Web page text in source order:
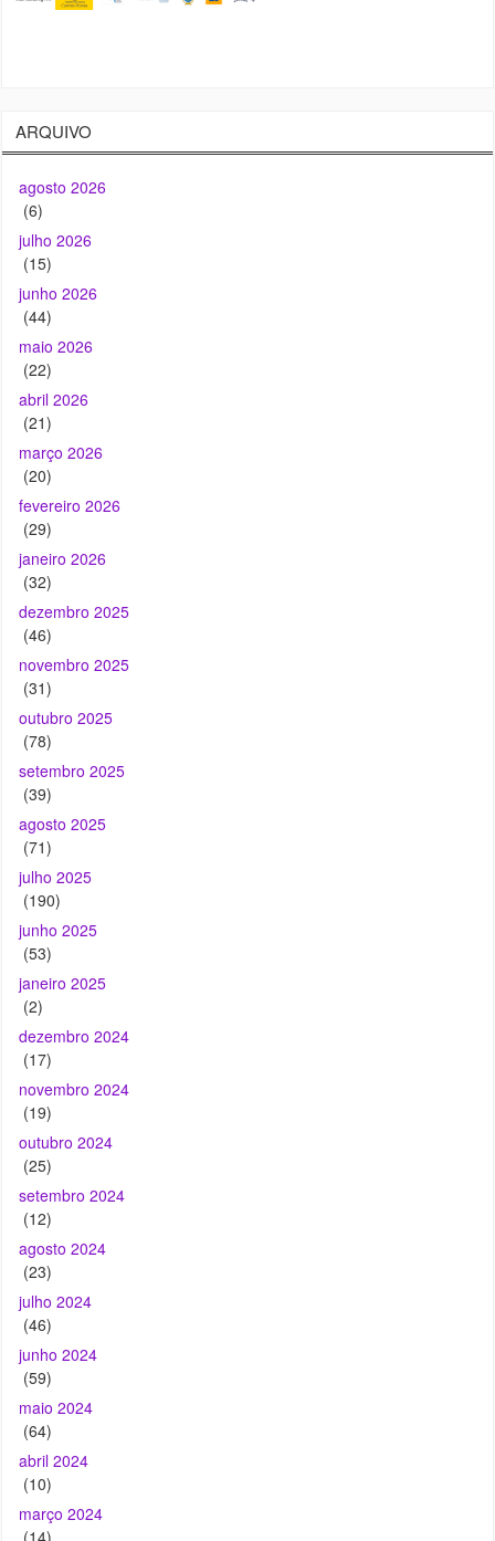
(6)
julho 2026
junho 2026
(44)
maio 2026
(22)
abril 2026
(21)
março 2026
(20)
fevereiro 2026
(29)
janeiro 2026
(32)
dezembro 2025
(46)
novembro 2025
(31)
outubro 2025
(78)
setembro 2025
(39)
agosto 2025
(71)
julho 2025
(190)
junho 2025
(53)
janeiro 2025
(2)
dezembro 2024
(17)
novembro 2024
(19)
outubro 2024
(25)
setembro 2024
(12)
agosto 2024
(23)
julho 2024
(46)
junho 2024
(59)
maio 2024
(64)
abril 2024
(10)
março 2024
(14)
fevereiro 2024
(19)
janeiro 2024